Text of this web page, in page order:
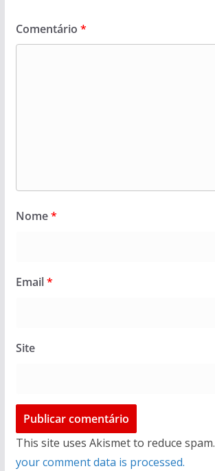
Comentário *
Nome*
Email*
Site
This site uses Akismet to reduce spam.
your comment data is processed.